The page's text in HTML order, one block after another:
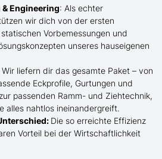
Engineering: Als echter
wir dich von der ersten
Vorbemessungen und
unseres hauseigenen
Wir liefern dir das gesamte Paket – von
Eckprofile, Gurtungen und
passenden Ramm- und Ziehtechnik,
alles nahtlos ineinandergreift.
Die so erreichte Effizienz
Vorteil bei der Wirtschaftlichkeit